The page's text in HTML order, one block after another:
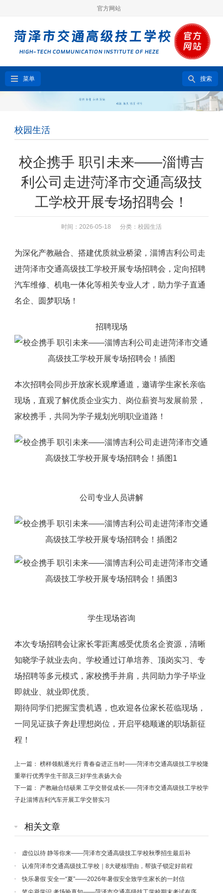
官方网站
菜单 搜索
校园生活
校企携手 职引未来——淄博吉
利公司走进菏泽市交通高级技
工学校开展专场招聘会！
时间：2026-05-18 分类： 校园生活
为深化产教融合、搭建优质就业桥梁，淄博吉利公司走
进菏泽市交通高级技工学校开展专场招聘会，定向招聘
汽车维修、机电一体化等相关专业人才，助力学子直通
名企、圆梦职场！
招聘现场
本次招聘会同步开放家长观摩通道，邀请学生家长亲临
现场，直观了解优质企业实力、岗位薪资与发展前景，
家校携手，共同为学子规划光明职业道路！
公司专业人员讲解
学生现场咨询
本次专场招聘会让家长零距离感受优质名企资源，清晰
知晓学子就业去向。学校通过订单培养、顶岗实习、专
场招聘等多元模式，家校携手并肩，共同助力学子毕业
即就业、就业即优质。
期待同学们把握宝贵机遇，也欢迎各位家长莅临现场，
一同见证孩子奔赴理想岗位，开启平稳顺遂的职场新征
程！
上一篇： 榜样领航逐光行 青春奋进正当时——菏泽市交通高级技工学校隆
重举行优秀学生干部及三好学生表扬大会
下一篇： 产教融合结硕果 工学交替促成长——菏泽市交通高级技工学校学
子赴淄博吉利汽车开展工学交替实习
相关文章
虚位以待 静等你来——菏泽市交通高级技工学校秋季招生最后补
录！认准菏泽市交通高级技工学校｜8大硬核理由，帮孩子锁定好前程
快乐暑假 安全一“夏”——2026年暑假安全致学生家长的一封信